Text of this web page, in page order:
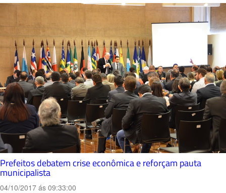
Prefeitos debatem crise econômica e reforçam pauta
municipalista
04/10/2017 ás 09:33:00